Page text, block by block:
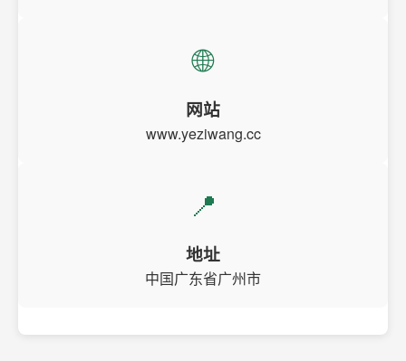
🌐
网站
www.yeziwang.cc
📍
地址
中国广东省广州市